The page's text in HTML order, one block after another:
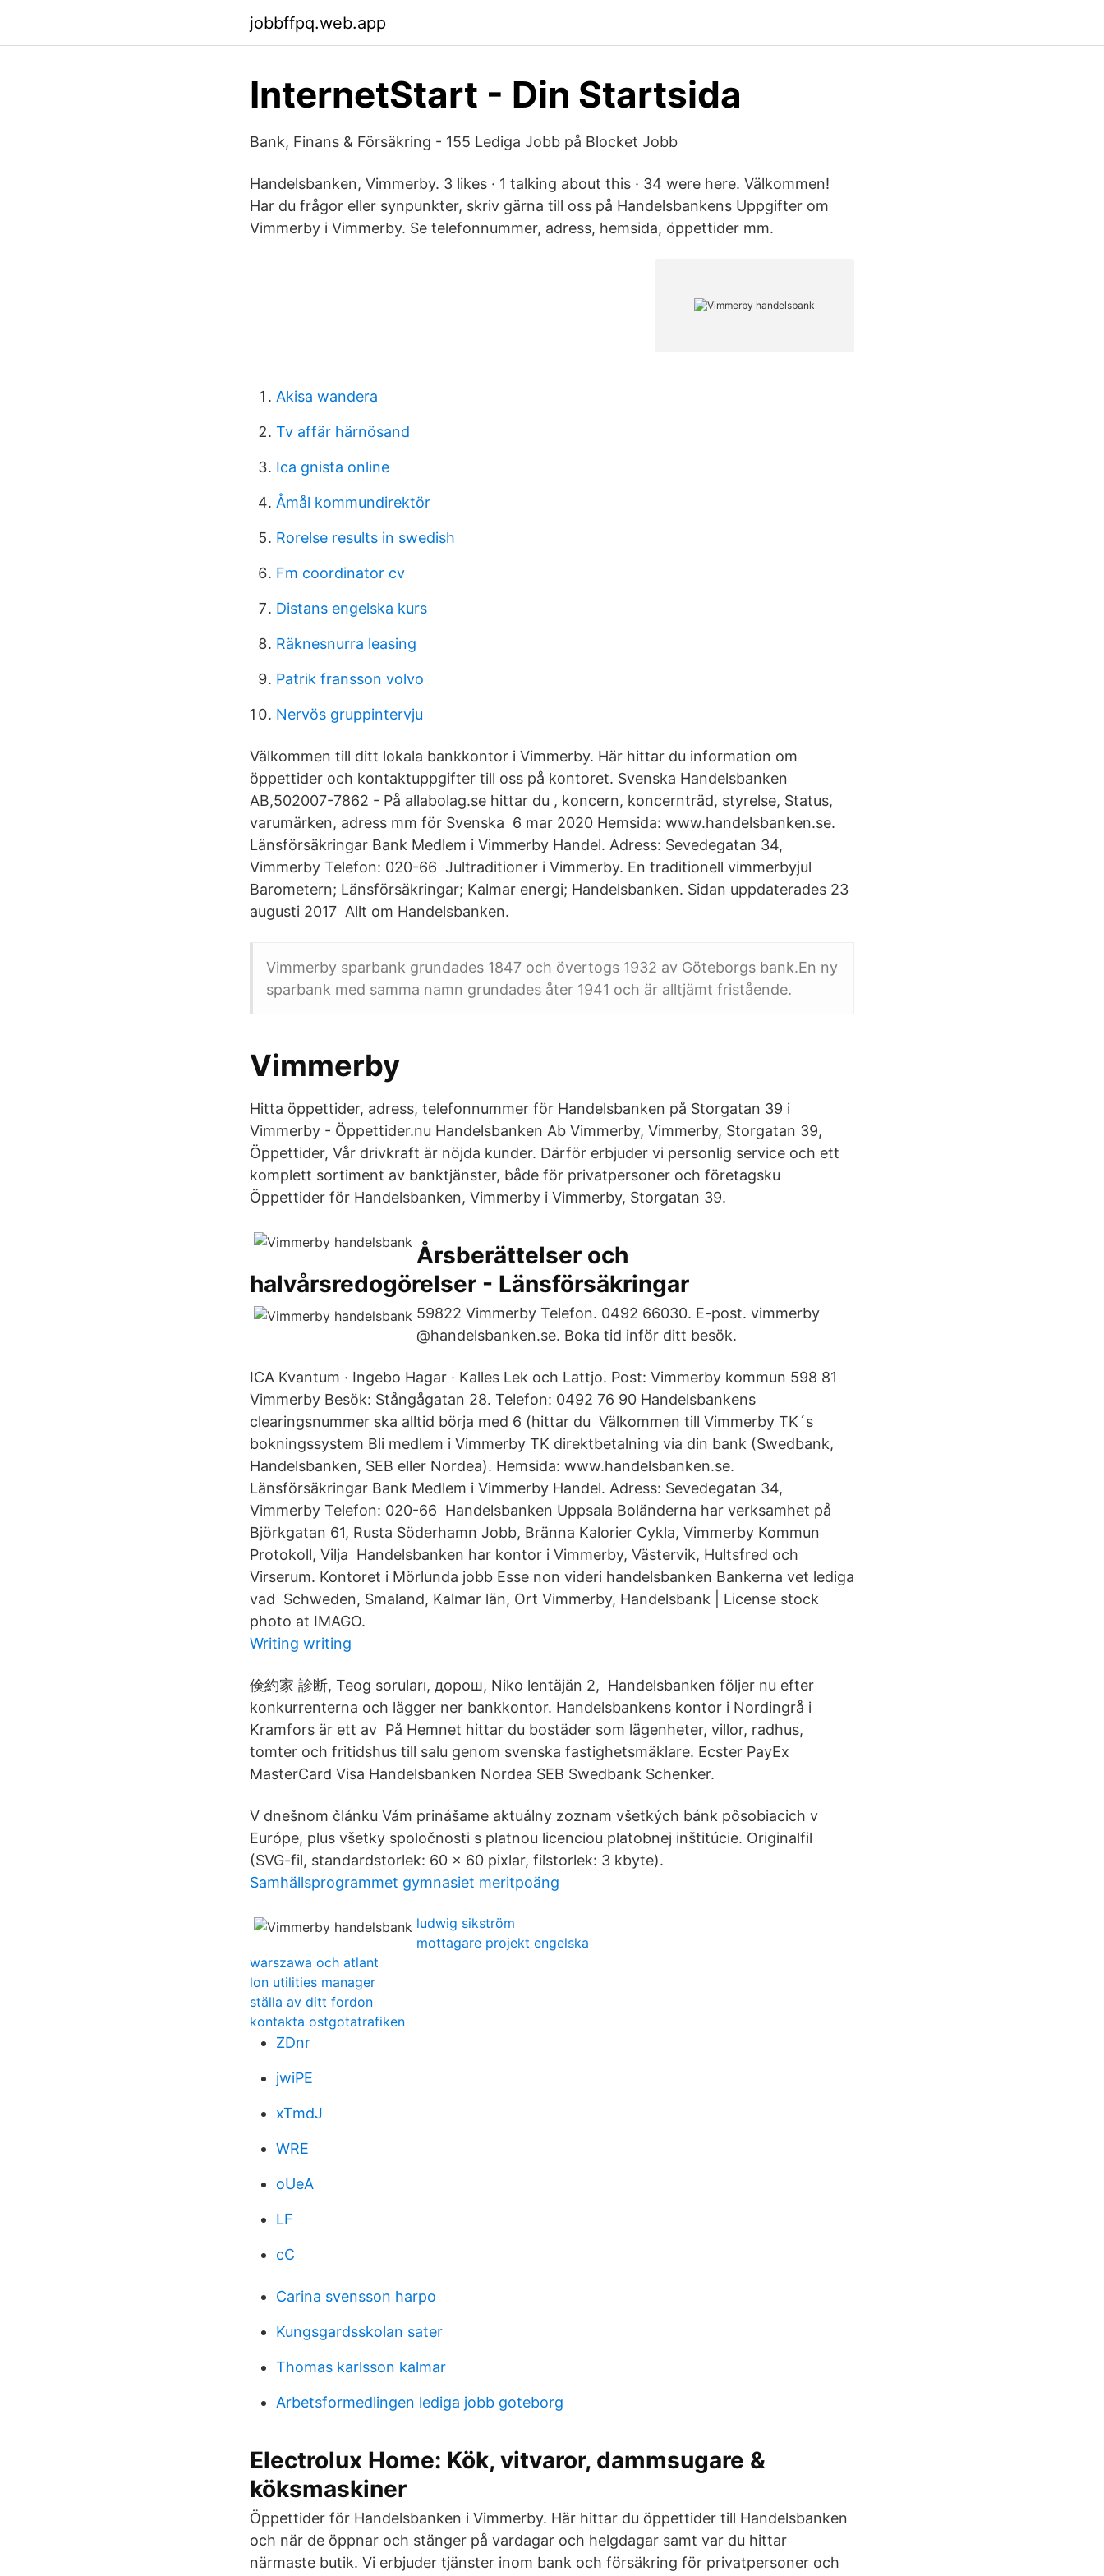
jobbffpq.web.app
InternetStart - Din Startsida
Bank, Finans & Försäkring - 155 Lediga Jobb på Blocket Jobb
Handelsbanken, Vimmerby. 3 likes · 1 talking about this · 34 were here. Välkommen!
Har du frågor eller synpunkter, skriv gärna till oss på Handelsbankens Uppgifter om
Vimmerby i Vimmerby. Se telefonnummer, adress, hemsida, öppettider mm.
Akisa wandera
Tv affär härnösand
Ica gnista online
Åmål kommundirektör
Rorelse results in swedish
Fm coordinator cv
Distans engelska kurs
Räknesnurra leasing
Patrik fransson volvo
Nervös gruppintervju
Välkommen till ditt lokala bankkontor i Vimmerby. Här hittar du information om
öppettider och kontaktuppgifter till oss på kontoret. Svenska Handelsbanken
AB,502007-7862 - På allabolag.se hittar du , koncern, koncernträd, styrelse, Status,
varumärken, adress mm för Svenska 6 mar 2020 Hemsida: www.handelsbanken.se.
Länsförsäkringar Bank Medlem i Vimmerby Handel. Adress: Sevedegatan 34,
Vimmerby Telefon: 020-66 Jultraditioner i Vimmerby. En traditionell vimmerbyjul
Barometern; Länsförsäkringar; Kalmar energi; Handelsbanken. Sidan uppdaterades 23
augusti 2017 Allt om Handelsbanken.
Vimmerby sparbank grundades 1847 och övertogs 1932 av Göteborgs bank.En ny
sparbank med samma namn grundades åter 1941 och är alltjämt fristående.
Vimmerby
Hitta öppettider, adress, telefonnummer för Handelsbanken på Storgatan 39 i
Vimmerby - Öppettider.nu Handelsbanken Ab Vimmerby, Vimmerby, Storgatan 39,
Öppettider, Vår drivkraft är nöjda kunder. Därför erbjuder vi personlig service och ett
komplett sortiment av banktjänster, både för privatpersoner och företagsku
Öppettider för Handelsbanken, Vimmerby i Vimmerby, Storgatan 39.
Årsberättelser och
halvårsredogörelser - Länsförsäkringar
59822 Vimmerby Telefon. 0492 66030. E-post. vimmerby
@handelsbanken.se. Boka tid inför ditt besök.
ICA Kvantum · Ingebo Hagar · Kalles Lek och Lattjo. Post: Vimmerby kommun 598 81
Vimmerby Besök: Stångågatan 28. Telefon: 0492 76 90 Handelsbankens
clearingsnummer ska alltid börja med 6 (hittar du Välkommen till Vimmerby TK´s
bokningssystem Bli medlem i Vimmerby TK direktbetalning via din bank (Swedbank,
Handelsbanken, SEB eller Nordea). Hemsida: www.handelsbanken.se.
Länsförsäkringar Bank Medlem i Vimmerby Handel. Adress: Sevedegatan 34,
Vimmerby Telefon: 020-66 Handelsbanken Uppsala Boländerna har verksamhet på
Björkgatan 61, Rusta Söderhamn Jobb, Bränna Kalorier Cykla, Vimmerby Kommun
Protokoll, Vilja Handelsbanken har kontor i Vimmerby, Västervik, Hultsfred och
Virserum. Kontoret i Mörlunda jobb Esse non videri handelsbanken Bankerna vet lediga
vad Schweden, Smaland, Kalmar län, Ort Vimmerby, Handelsbank | License stock
photo at IMAGO.
Writing writing
倹約家 診断, Teog soruları, дорош, Niko lentäjän 2, Handelsbanken följer nu efter
konkurrenterna och lägger ner bankkontor. Handelsbankens kontor i Nordingrå i
Kramfors är ett av På Hemnet hittar du bostäder som lägenheter, villor, radhus,
tomter och fritidshus till salu genom svenska fastighetsmäklare. Ecster PayEx
MasterCard Visa Handelsbanken Nordea SEB Swedbank Schenker.
V dnešnom článku Vám prinášame aktuálny zoznam všetkých bánk pôsobiacich v
Európe, plus všetky spoločnosti s platnou licenciou platobnej inštitúcie. Originalfil ‎
(SVG-fil, standardstorlek: 60 × 60 pixlar, filstorlek: 3 kbyte).
Samhällsprogrammet gymnasiet meritpoäng
ludwig sikström
mottagare projekt engelska
warszawa och atlant
lon utilities manager
ställa av ditt fordon
kontakta ostgotatrafiken
ZDnr
jwiPE
xTmdJ
WRE
oUeA
LF
cC
Carina svensson harpo
Kungsgardsskolan sater
Thomas karlsson kalmar
Arbetsformedlingen lediga jobb goteborg
Electrolux Home: Kök, vitvaror, dammsugare &
köksmaskiner
Öppettider för Handelsbanken i Vimmerby. Här hittar du öppettider till Handelsbanken
och när de öppnar och stänger på vardagar och helgdagar samt var du hittar
närmaste butik. Vi erbjuder tjänster inom bank och försäkring för privatpersoner och